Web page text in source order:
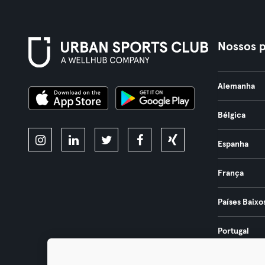
Nossos
Alemanha
Bélgica
Espanha
França
Países
Portugal